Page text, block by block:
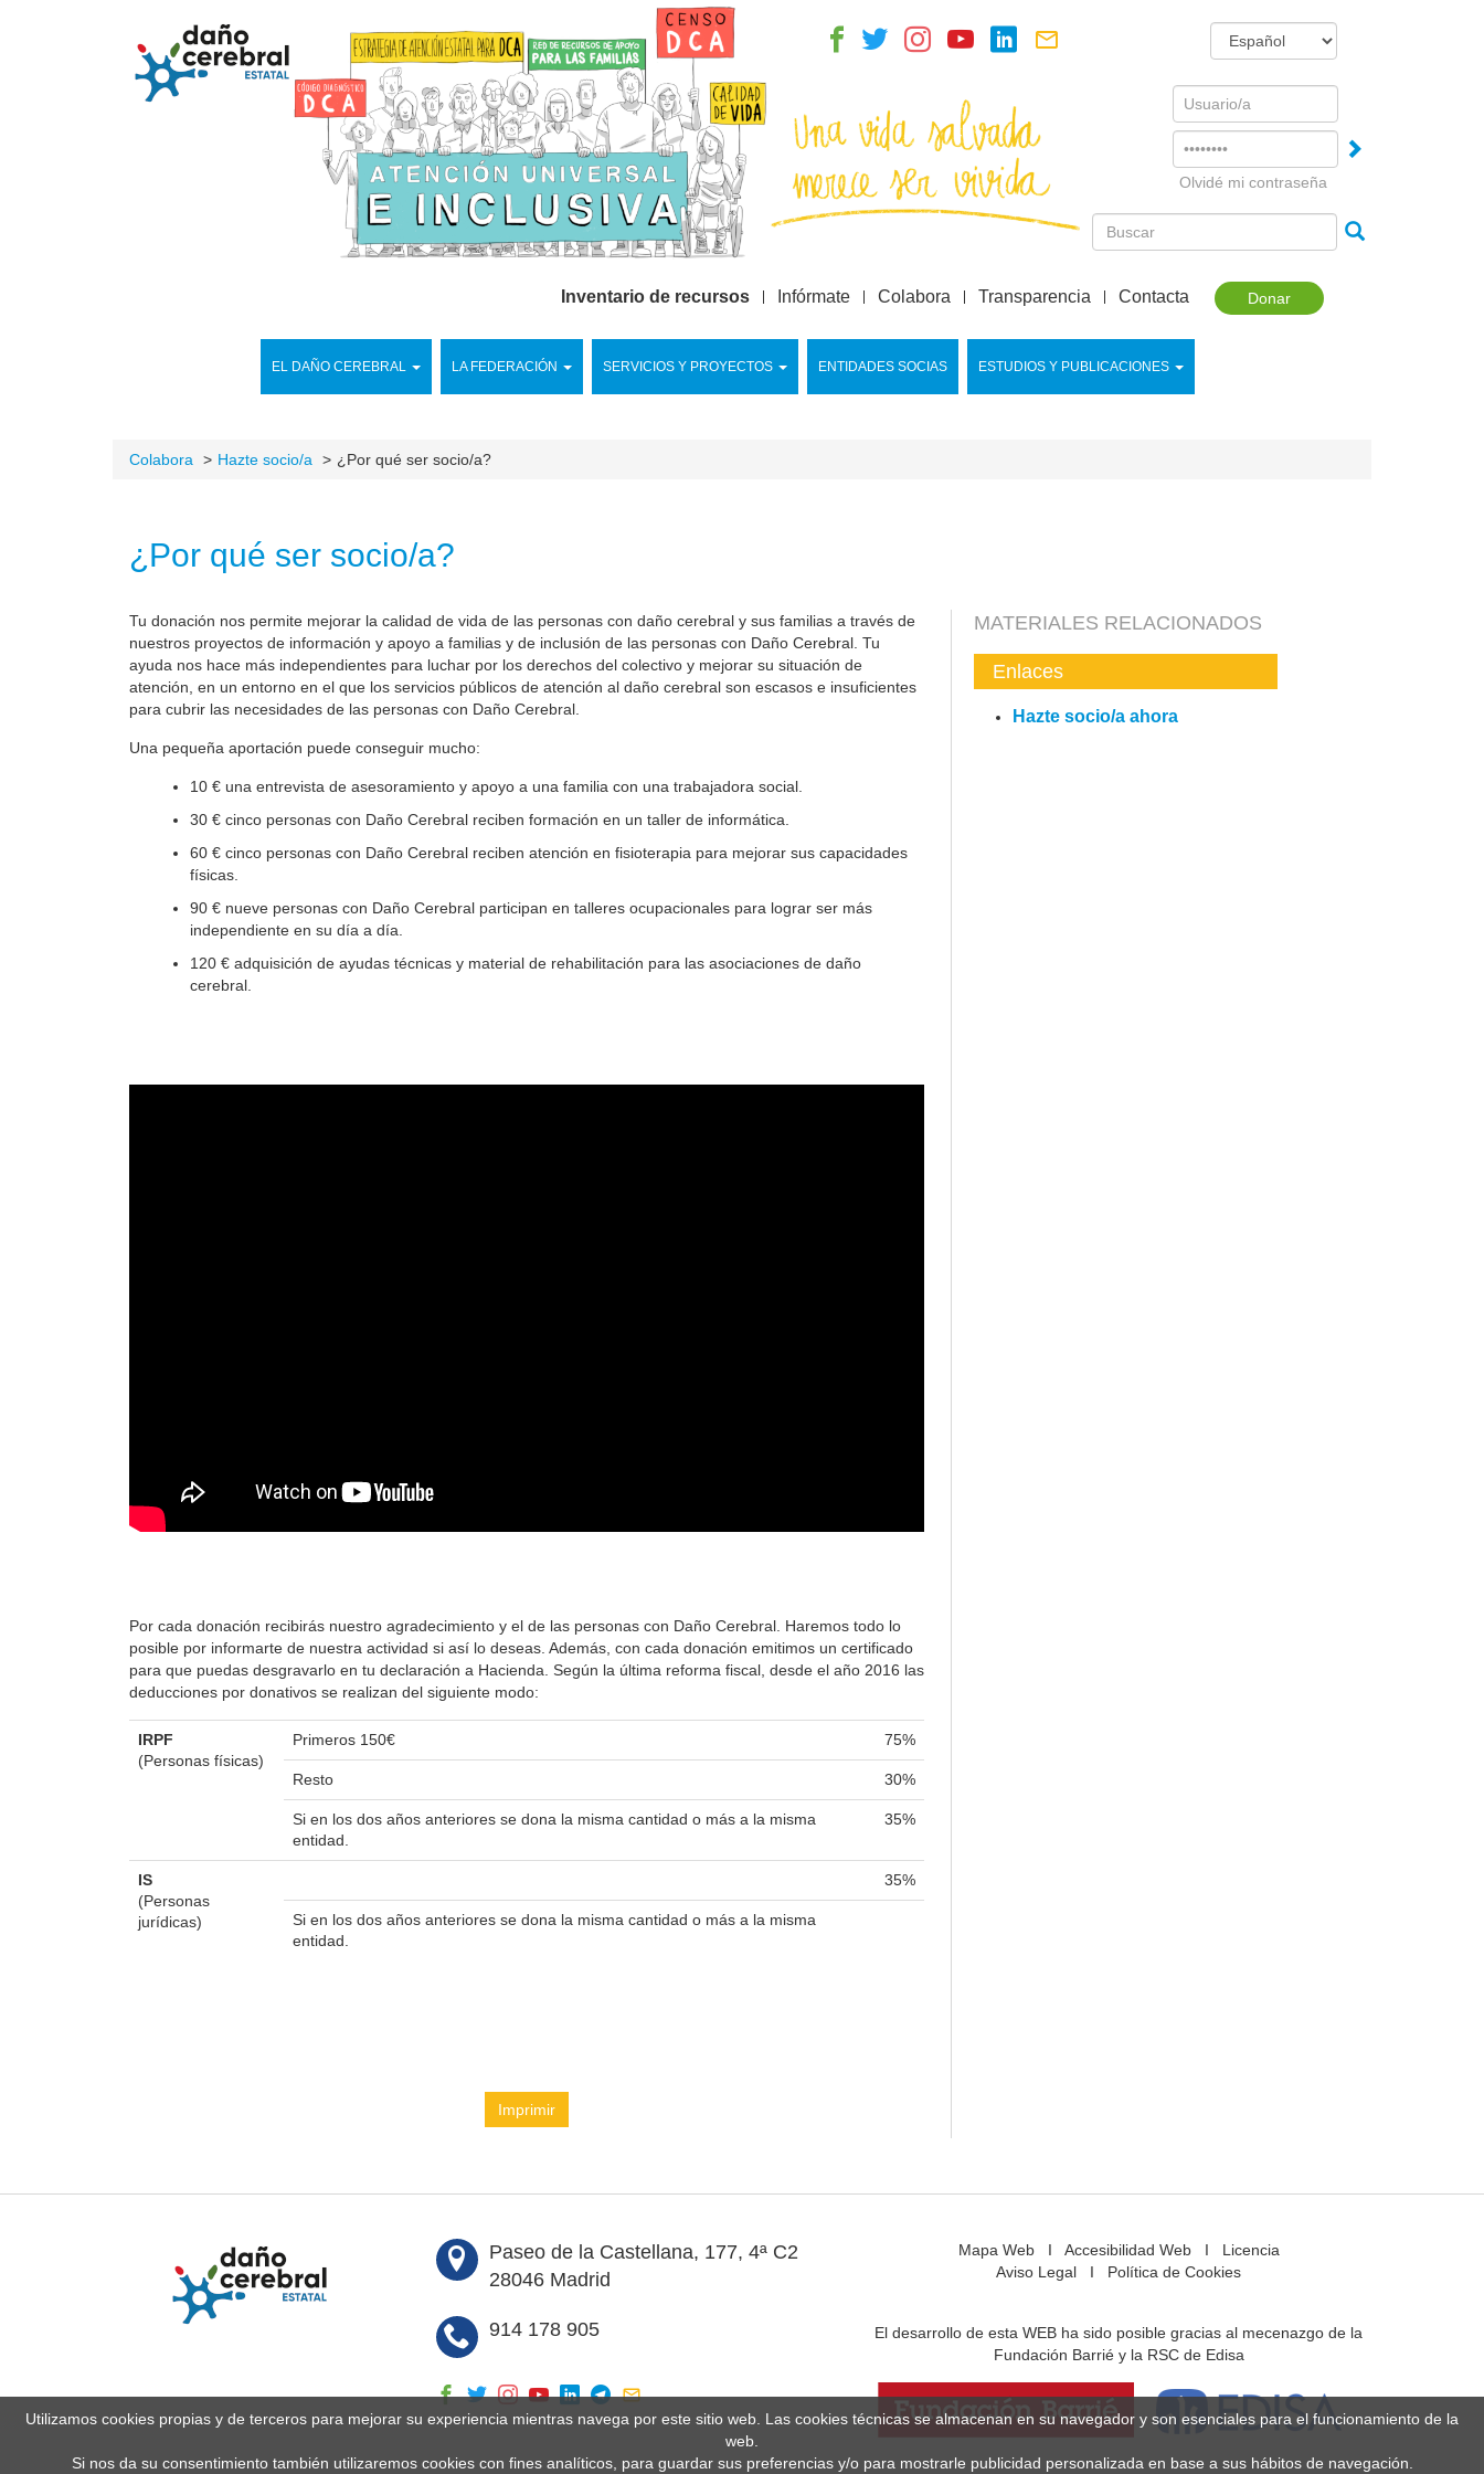
Username
Olvidé mi contraseña
Donar
EL DAÑO CEREBRAL LA FEDERACIÓN SERVICIOS Y PROYECTOS ENTIDADES SOCIAS ESTUDIOS Y PUBLICACIONES
Inventario de recursos Infórmate Colabora Transparencia Contacta
Colabora Hazte socio/a ¿Por qué ser socio/a?
¿Por qué ser socio/a?
Tu donación nos permite mejorar la calidad de vida de las personas con daño cerebral y sus familias a través de
nuestros proyectos de información y apoyo a familias y de inclusión de las personas con Daño Cerebral. Tu
ayuda nos hace más independientes para luchar por los derechos del colectivo y mejorar su situación de
atención, en un entorno en el que los servicios públicos de atención al daño cerebral son escasos e insuficientes
para cubrir las necesidades de las personas con Daño Cerebral.
Una pequeña aportación puede conseguir mucho:
10 € una entrevista de asesoramiento y apoyo a una familia con una trabajadora social.
30 € cinco personas con Daño Cerebral reciben formación en un taller de informática.
60 € cinco personas con Daño Cerebral reciben atención en fisioterapia para mejorar sus capacidades
físicas.
90 € nueve personas con Daño Cerebral participan en talleres ocupacionales para lograr ser más
independiente en su día a día.
120 € adquisición de ayudas técnicas y material de rehabilitación para las asociaciones de daño
cerebral.
Por cada donación recibirás nuestro agradecimiento y el de las personas con Daño Cerebral. Haremos todo lo
posible por informarte de nuestra actividad si así lo deseas. Además, con cada donación emitimos un certificado
para que puedas desgravarlo en tu declaración a Hacienda. Según la última reforma fiscal, desde el año 2016 las
deducciones por donativos se realizan del siguiente modo:
IRPF
(Personas físicas)
Primeros 150€ 75%
Resto 30%
Si en los dos años anteriores se dona la misma cantidad o más a la misma
entidad.
35%
IS
(Personas
jurídicas)
35%
Si en los dos años anteriores se dona la misma cantidad o más a la misma
entidad.
Imprimir
MATERIALES RELACIONADOS
Enlaces
Hazte socio/a ahora
Paseo de la Castellana, 177, 4ª C2
28046 Madrid
914 178 905
Mapa WebI Accesibilidad WebI Licencia
Aviso Legal I Política de Cookies
El desarrollo de esta WEB ha sido posible gracias al mecenazgo de la
Fundación Barrié y la RSC de Edisa
Utilizamos cookies propias y de terceros para mejorar su experiencia mientras navega por este sitio web. Las cookies técnicas se almacenan en su navegador y son esenciales para el funcionamiento de la
web.
Si nos da su consentimiento también utilizaremos cookies con fines analíticos, para guardar sus preferencias y/o para mostrarle publicidad personalizada en base a sus hábitos de navegación.